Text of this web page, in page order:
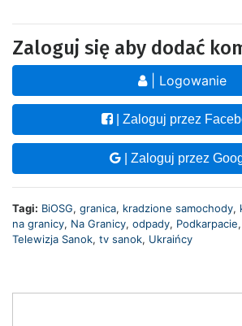
Zaloguj się aby dodać
| Logowanie
| Zaloguj przez
| Zaloguj przez
Tagi: BiOSG, granica, kradzione samochody,
na granicy, Na Granicy, odpady, Podkarpacie,
Telewizja Sanok, tv sanok, Ukraińcy